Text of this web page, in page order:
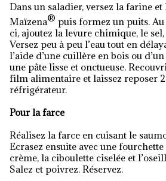
Dans un saladier, versez la farine
Maïzena® puis formez un puits.
ci, ajoutez la levure chimique, le
Versez peu à peu l’eau tout en
l’aide d’une cuillère en bois ou
une pâte lisse et onctueuse.
film alimentaire et laissez reposer
réfrigérateur.
Pour la farce
Réalisez la farce en cuisant le
Ecrasez ensuite avec une
crème, la ciboulette ciselée et
Salez et poivrez. Réservez.